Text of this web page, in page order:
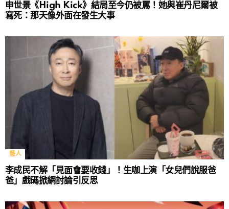
申世景《High Kick》結局至今仍被罵！她與崔丹尼爾被
寫死：那天像外面在發生大事
藝人
李成民不解「見面會要收錢」！生咖上演「女兒們說服爸
爸」戲碼掀網討論引反思